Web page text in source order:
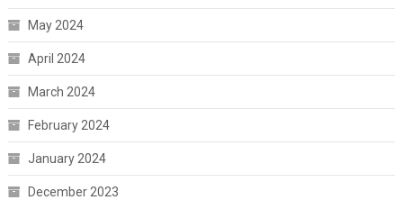
May 2024
April 2024
March 2024
February 2024
January 2024
December 2023